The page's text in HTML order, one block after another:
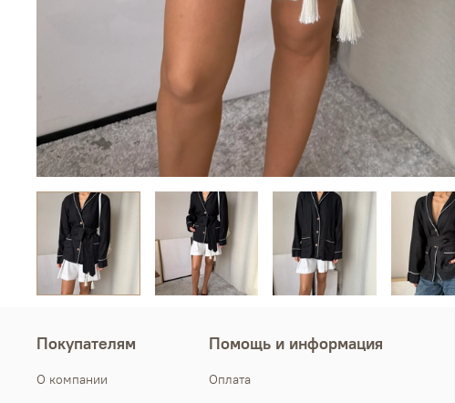
Покупателям
О компании
Помощь и информация
Оплата